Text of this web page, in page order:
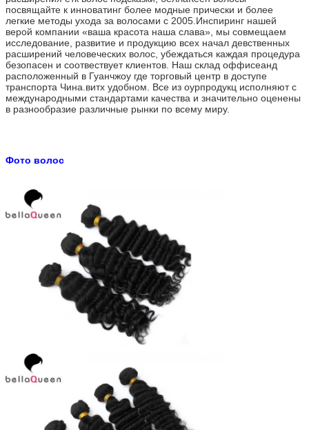
посвящайте к инноватинг более модные прически и более
легкие методы ухода за волосами с 2005.Инспиринг нашей
верой компании «ваша красота наша слава», мы совмещаем
исследование, развитие и продукцию всех начал девственных
расширений человеческих волос, убеждаться каждая процедура
безопасен и соотвествует клиентов. Наш склад оффисеанд
расположенный в Гуанчжоу где торговый центр в доступе
транспорта Чина.витх удобном. Все из оурпродукц исполняют с
международными стандартами качества и значительно оценены
в разнообразие различные рынки по всему миру.
Фото волос